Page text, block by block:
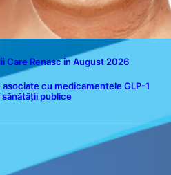
Care Renasc în August 2026
cu medicamentele GLP-1
publice